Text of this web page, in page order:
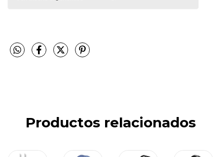
Productos relacionados